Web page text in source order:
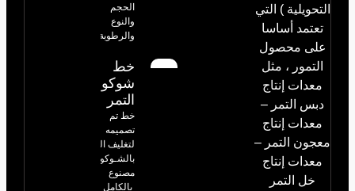
التحويلية ) التي
تعتمد أساسا
على محصول
التمور ، مثل
معدات إنتاج
دبس التمر –
معدات إنتاج
معجون التمر –
معدات إنتاج
خل التمر
الحجم
والنوع
والرطوبة
خط
شوكولاته
التمر
خط تم
تصميمه
لتغليف التمور
بالشـوكولا،
مصنوع
بالكامل من